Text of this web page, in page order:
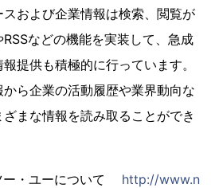
および企業情報は検索、閲覧が
などの機能を実装して、急成
提供も積極的に行っています。
ら企業の活動履歴や業界動向な
まな情報を読み取ることができ
ー・ユーについて http://www.n